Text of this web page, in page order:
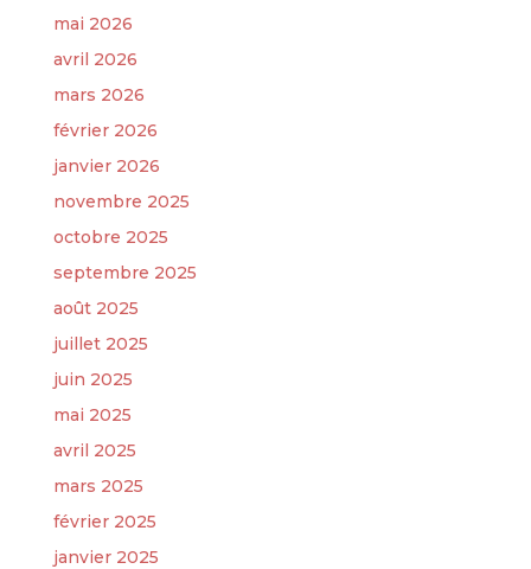
mai 2026
avril 2026
mars 2026
février 2026
janvier 2026
novembre 2025
octobre 2025
septembre 2025
août 2025
juillet 2025
juin 2025
mai 2025
avril 2025
mars 2025
février 2025
janvier 2025